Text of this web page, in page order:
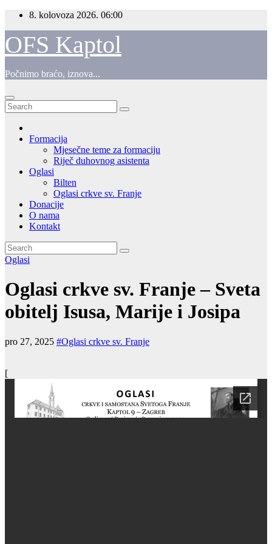
Skip
content
8. kolovoza 2026. 06:00
OFS Kaptol
Počnimo braćo, iznova...
Formacija
Mjesečne teme za formaciju
Riječ duhovnog asistenta
Oglasi
Bilten
Oglasi crkve sv. Franje
Donacije
O nama
Kontakt
Oglasi
Oglasi crkve sv. Franje – Sveta
obitelj Isusa, Marije i Josipa
pro 27, 2025 #Oglasi crkve sv. Franje
[